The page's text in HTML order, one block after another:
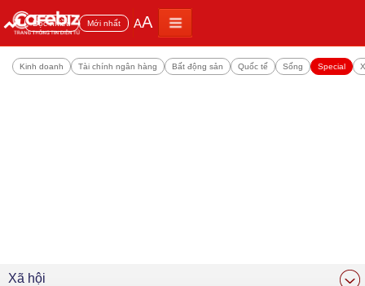
Đọc nhiều Mới nhất AA
Kinh doanh Tài chính ngân hàng Bất động sản Quốc tế Sống Special
Xã hội